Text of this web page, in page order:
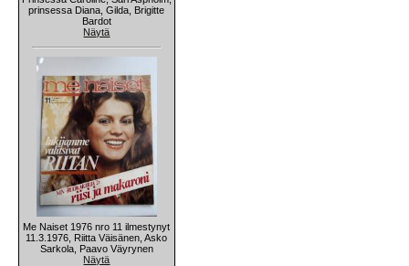
prinsessa Diana, Gilda, Brigitte
Bardot
Näytä
Me Naiset 1976 nro 11 ilmestynyt
11.3.1976, Riitta Väisänen, Asko
Sarkola, Paavo Väyrynen
Näytä